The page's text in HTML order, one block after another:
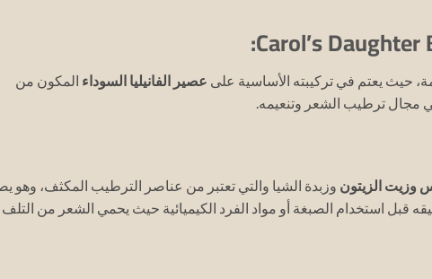
حيث يعتم في تركيبته الأساسية على عصير الفانيليا السوداء المكون من
مجال ترطيب الشعر وتنعيمه.
وزيت الزيتون وزبدة الشيا والتي تعتبر من عناصر الترطيب المكثف، وهو
قبل استخدام الصبغة أو مواد الفرد الكيميائية حيث يحمي الشعر من التلف